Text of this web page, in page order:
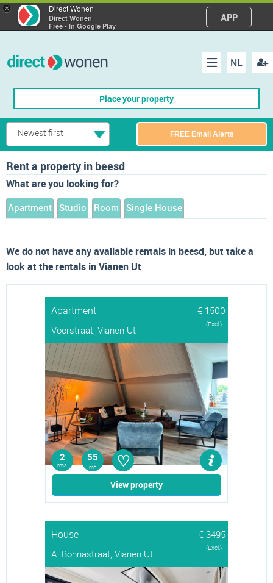
× Direct Wonen
Direct Wonen
Free - In Google Play
APP
NL
Menu
Place your property
Newest first FREE Email Alerts
Rent a property in beesd
What are you looking for?
Apartment Studio Room Single House
We do not have any available rentals in beesd, but take a
look at the rentals in Vianen Ut
Apartment
€ 1500
Voorstraat, Vianen Ut
(Excl.)
2
rms
55
m2 ♡
View property
House
€ 3495
A. Bonnastraat, Vianen Ut
(Excl.)